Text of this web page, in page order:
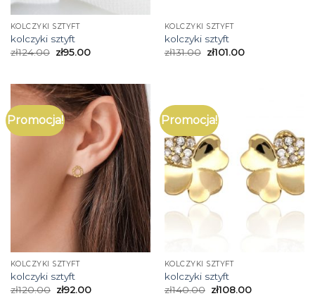
KOLCZYKI SZTYFT
kolczyki sztyft
zł124.00 zł95.00
KOLCZYKI SZTYFT
kolczyki sztyft
zł131.00 zł101.00
Promocja!
KOLCZYKI SZTYFT
kolczyki sztyft
zł120.00 zł92.00
Promocja!
KOLCZYKI SZTYFT
kolczyki sztyft
zł140.00 zł108.00